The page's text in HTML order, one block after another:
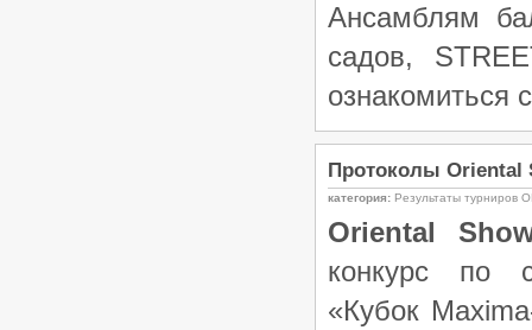
Ансамблям
садов,
ознакомиться
Протоколы Oriental
категория: Результаты турниров
Oriental
конкурс по
«Кубок